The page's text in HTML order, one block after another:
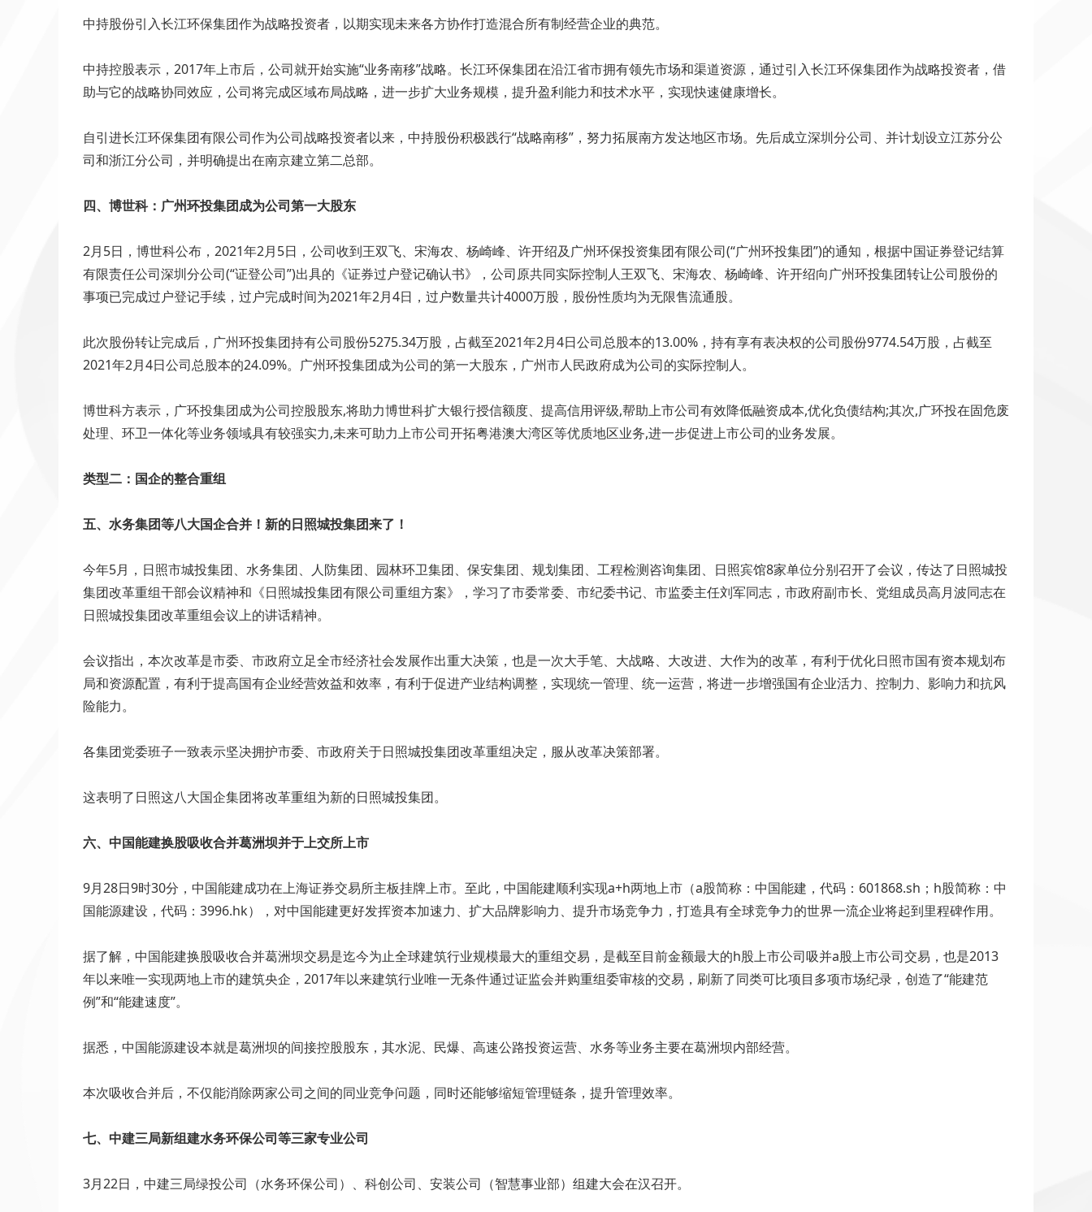
中持股份引入长江环保集团作为战略投资者，以期实现未来各方协作打造混合所有制经营企业的典范。
中持控股表示，2017年上市后，公司就开始实施“业务南移”战略。长江环保集团在沿江省市拥有领先市场和渠道资源，通过引入长江环保集团作为战略投资者，借
助与它的战略协同效应，公司将完成区域布局战略，进一步扩大业务规模，提升盈利能力和技术水平，实现快速健康增长。
自引进长江环保集团有限公司作为公司战略投资者以来，中持股份积极践行“战略南移”，努力拓展南方发达地区市场。先后成立深圳分公司、并计划设立江苏分公
司和浙江分公司，并明确提出在南京建立第二总部。
四、博世科：广州环投集团成为公司第一大股东
2月5日，博世科公布，2021年2月5日，公司收到王双飞、宋海农、杨崎峰、许开绍及广州环保投资集团有限公司(“广州环投集团”)的通知，根据中国证券登记结算
有限责任公司深圳分公司(“证登公司”)出具的《证券过户登记确认书》，公司原共同实际控制人王双飞、宋海农、杨崎峰、许开绍向广州环投集团转让公司股份的
事项已完成过户登记手续，过户完成时间为2021年2月4日，过户数量共计4000万股，股份性质均为无限售流通股。
此次股份转让完成后，广州环投集团持有公司股份5275.34万股，占截至2021年2月4日公司总股本的13.00%，持有享有表决权的公司股份9774.54万股，占截至
2021年2月4日公司总股本的24.09%。广州环投集团成为公司的第一大股东，广州市人民政府成为公司的实际控制人。
博世科方表示，广环投集团成为公司控股股东,将助力博世科扩大银行授信额度、提高信用评级,帮助上市公司有效降低融资成本,优化负债结构;其次,广环投在固危废
处理、环卫一体化等业务领域具有较强实力,未来可助力上市公司开拓粤港澳大湾区等优质地区业务,进一步促进上市公司的业务发展。
类型二：国企的整合重组
五、水务集团等八大国企合并！新的日照城投集团来了！
今年5月，日照市城投集团、水务集团、人防集团、园林环卫集团、保安集团、规划集团、工程检测咨询集团、日照宾馆8家单位分别召开了会议，传达了日照城投
集团改革重组干部会议精神和《日照城投集团有限公司重组方案》，学习了市委常委、市纪委书记、市监委主任刘军同志，市政府副市长、党组成员高月波同志在
日照城投集团改革重组会议上的讲话精神。
会议指出，本次改革是市委、市政府立足全市经济社会发展作出重大决策，也是一次大手笔、大战略、大改进、大作为的改革，有利于优化日照市国有资本规划布
局和资源配置，有利于提高国有企业经营效益和效率，有利于促进产业结构调整，实现统一管理、统一运营，将进一步增强国有企业活力、控制力、影响力和抗风
险能力。
各集团党委班子一致表示坚决拥护市委、市政府关于日照城投集团改革重组决定，服从改革决策部署。
这表明了日照这八大国企集团将改革重组为新的日照城投集团。
六、中国能建换股吸收合并葛洲坝并于上交所上市
9月28日9时30分，中国能建成功在上海证券交易所主板挂牌上市。至此，中国能建顺利实现a+h两地上市（a股简称：中国能建，代码：601868.sh；h股简称：中
国能源建设，代码：3996.hk），对中国能建更好发挥资本加速力、扩大品牌影响力、提升市场竞争力，打造具有全球竞争力的世界一流企业将起到里程碑作用。
据了解，中国能建换股吸收合并葛洲坝交易是迄今为止全球建筑行业规模最大的重组交易，是截至目前金额最大的h股上市公司吸并a股上市公司交易，也是2013
年以来唯一实现两地上市的建筑央企，2017年以来建筑行业唯一无条件通过证监会并购重组委审核的交易，刷新了同类可比项目多项市场纪录，创造了“能建范
例”和“能建速度”。
据悉，中国能源建设本就是葛洲坝的间接控股股东，其水泥、民爆、高速公路投资运营、水务等业务主要在葛洲坝内部经营。
本次吸收合并后，不仅能消除两家公司之间的同业竞争问题，同时还能够缩短管理链条，提升管理效率。
七、中建三局新组建水务环保公司等三家专业公司
3月22日，中建三局绿投公司（水务环保公司）、科创公司、安装公司（智慧事业部）组建大会在汉召开。